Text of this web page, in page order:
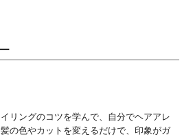
リングのコツを学んで、自分でヘアアレ
の色やカットを変えるだけで、印象がガ